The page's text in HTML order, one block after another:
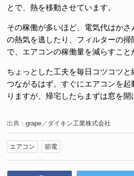
とで、熱を移動させています。
その稼働が多いほど、電気代はか
の熱気を逃したり、フィルターの掃
で、エアコンの稼働量を減らすこと
ちょっとした工夫を毎日コツコツと
つながるはず。すぐにエアコンを
りますが、帰宅したらまずは窓を開
出典： grape ／ ダイキン工業株式会社
エアコン 節電